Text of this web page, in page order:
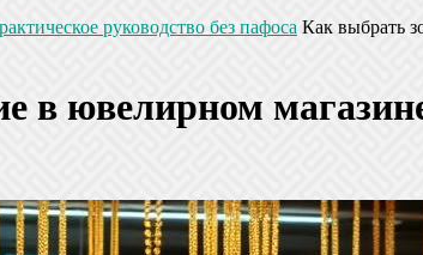
руководство без пафоса Как выбрать
в ювелирном